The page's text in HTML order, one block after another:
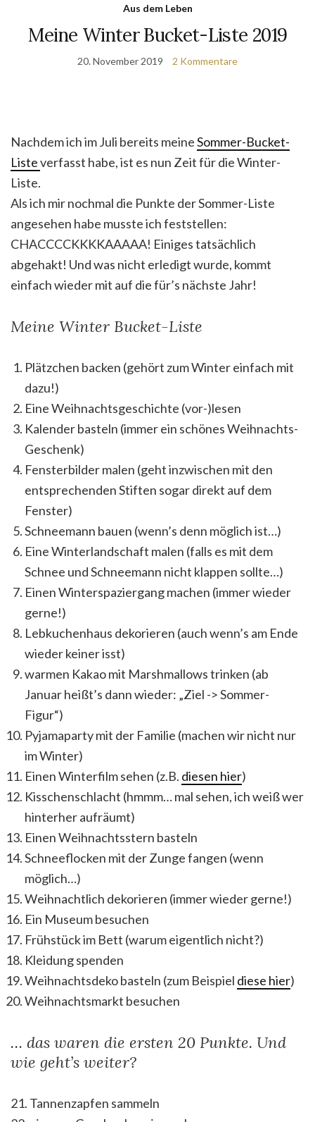
Aus dem Leben
Meine Winter Bucket-Liste 2019
20. November 2019 2 Kommentare
Nachdem ich im Juli bereits meineSommer-Bucket-
Listeverfasst habe, ist es nun Zeit für die Winter-
Liste.
Als ich mir nochmal die Punkte der Sommer-Liste
angesehen habe musste ich feststellen:
CHACCCCKKKKAAAAA! Einiges tatsächlich
abgehakt! Und was nicht erledigt wurde, kommt
einfach wieder mit auf die für’s nächste Jahr!
Meine Winter Bucket-Liste
Plätzchen backen (gehört zum Winter einfach mit
dazu!)
Eine Weihnachtsgeschichte (vor-)lesen
Kalender basteln (immer ein schönes Weihnachts-
Geschenk)
Fensterbilder malen (geht inzwischen mit den
entsprechenden Stiften sogar direkt auf dem
Fenster)
Schneemann bauen (wenn’s denn möglich ist…)
Eine Winterlandschaft malen (falls es mit dem
Schnee und Schneemann nicht klappen sollte…)
Einen Winterspaziergang machen (immer wieder
gerne!)
Lebkuchenhaus dekorieren (auch wenn’s am Ende
wieder keiner isst)
warmen Kakao mit Marshmallows trinken (ab
Januar heißt’s dann wieder: „Ziel -> Sommer-
Figur“)
Pyjamaparty mit der Familie (machen wir nicht nur
im Winter)
Einen Winterfilm sehen (z.B. diesen hier)
Kisschenschlacht (hmmm… mal sehen, ich weiß wer
hinterher aufräumt)
Einen Weihnachtsstern basteln
Schneeflocken mit der Zunge fangen (wenn
möglich…)
Weihnachtlich dekorieren (immer wieder gerne!)
Ein Museum besuchen
Frühstück im Bett (warum eigentlich nicht?)
Kleidung spenden
Weihnachtsdeko basteln (zum Beispiel diese hier)
Weihnachtsmarkt besuchen
… das waren die ersten 20 Punkte. Und
wie geht’s weiter?
21. Tannenzapfen sammeln